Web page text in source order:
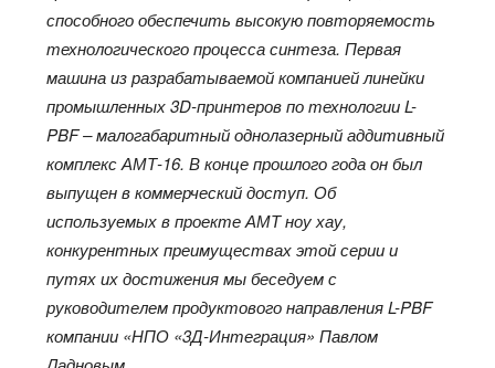
способного обеспечить высокую повторяемость
технологического процесса синтеза. Первая
машина из разрабатываемой компанией линейки
промышленных 3D-принтеров по технологии L-
PBF – малогабаритный однолазерный аддитивный
комплекс АМТ-16. В конце прошлого года он был
выпущен в коммерческий доступ. Об
используемых в проекте АМТ ноу хау,
конкурентных преимуществах этой серии и
путях их достижения мы беседуем с
руководителем продуктового направления L-PBF
компании «НПО «3Д-Интеграция» Павлом